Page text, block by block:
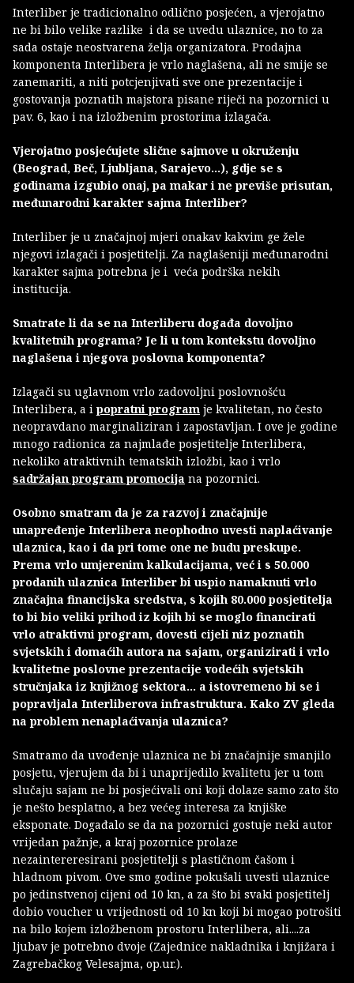
Interliber je tradicionalno odlično posjećen, a vjerojatno
ne bi bilo velike razlike i da se uvedu ulaznice, no to za
sada ostaje neostvarena želja organizatora. Prodajna
komponenta Interlibera je vrlo naglašena, ali ne smije se
zanemariti, a niti potcjenjivati sve one prezentacije i
gostovanja poznatih majstora pisane riječi na pozornici u
pav. 6, kao i na izložbenim prostorima izlagača.
Vjerojatno posjećujete slične sajmove u okruženju
(Beograd, Beč, Ljubljana, Sarajevo...), gdje se s
godinama izgubio onaj, pa makar i ne previše prisutan,
međunarodni karakter sajma Interliber?
Interliber je u značajnoj mjeri onakav kakvim ge žele
njegovi izlagači i posjetitelji. Za naglašeniji međunarodni
karakter sajma potrebna je i veća podrška nekih
institucija.
Smatrate li da se na Interliberu događa dovoljno
kvalitetnih programa? Je li u tom kontekstu dovoljno
naglašena i njegova poslovna komponenta?
Izlagači su uglavnom vrlo zadovoljni poslovnošću
Interlibera, a i popratni program je kvalitetan, no često
neopravdano marginaliziran i zapostavljan. I ove je godine
mnogo radionica za najmlađe posjetitelje Interlibera,
nekoliko atraktivnih tematskih izložbi, kao i vrlo
sadržajan program promocija na pozornici.
Osobno smatram da je za razvoj i značajnije
unapređenje Interlibera neophodno uvesti naplaćivanje
ulaznica, kao i da pri tome one ne budu preskupe.
Prema vrlo umjerenim kalkulacijama, već i s 50.000
prodanih ulaznica Interliber bi uspio namaknuti vrlo
značajna financijska sredstva, s kojih 80.000 posjetitelja
to bi bio veliki prihod iz kojih bi se moglo financirati
vrlo atraktivni program, dovesti cijeli niz poznatih
svjetskih i domaćih autora na sajam, organizirati i vrlo
kvalitetne poslovne prezentacije vodećih svjetskih
stručnjaka iz knjižnog sektora... a istovremeno bi se i
popravljala Interliberova infrastruktura. Kako ZV gleda
na problem nenaplaćivanja ulaznica?
Smatramo da uvođenje ulaznica ne bi značajnije smanjilo
posjetu, vjerujem da bi i unaprijedilo kvalitetu jer u tom
slučaju sajam ne bi posjećivali oni koji dolaze samo zato što
je nešto besplatno, a bez većeg interesa za knjiške
eksponate. Događalo se da na pozornici gostuje neki autor
vrijedan pažnje, a kraj pozornice prolaze
nezaintereresirani posjetitelji s plastičnom čašom i
hladnom pivom. Ove smo godine pokušali uvesti ulaznice
po jedinstvenoj cijeni od 10 kn, a za što bi svaki posjetitelj
dobio voucher u vrijednosti od 10 kn koji bi mogao potrošiti
na bilo kojem izložbenom prostoru Interlibera, ali....za
ljubav je potrebno dvoje (Zajednice nakladnika i knjižara i
Zagrebačkog Velesajma, op.ur.).